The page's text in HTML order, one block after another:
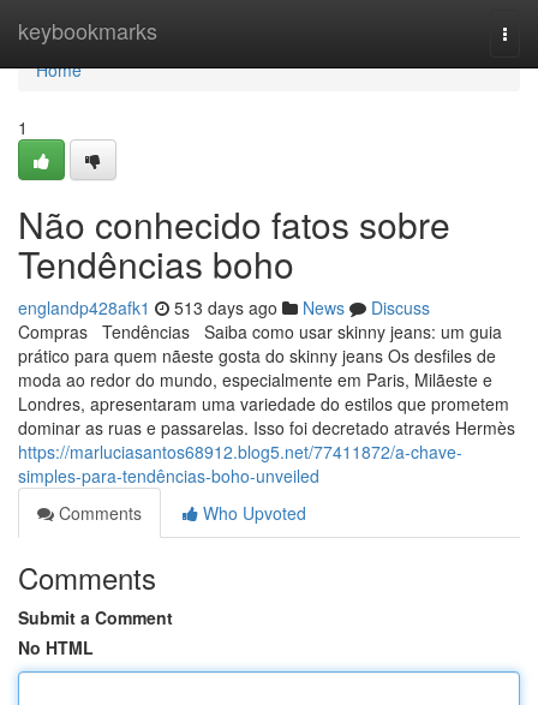
keybookmarks
Home
Home
1
Não conhecido fatos sobre
Tendências boho
englandp428afk1 513 days ago News
Discuss
Compras Tendências Saiba como usar skinny jeans: um guia
prático para quem nãeste gosta do skinny jeans Os desfiles de
moda ao redor do mundo, especialmente em Paris, Milãeste e
Londres, apresentaram uma variedade do estilos que prometem
dominar as ruas e passarelas. Isso foi decretado através Hermès
https://marluciasantos68912.blog5.net/77411872/a-chave-
simples-para-tendências-boho-unveiled
Comments
Who Upvoted
Comments
Submit a Comment
No HTML